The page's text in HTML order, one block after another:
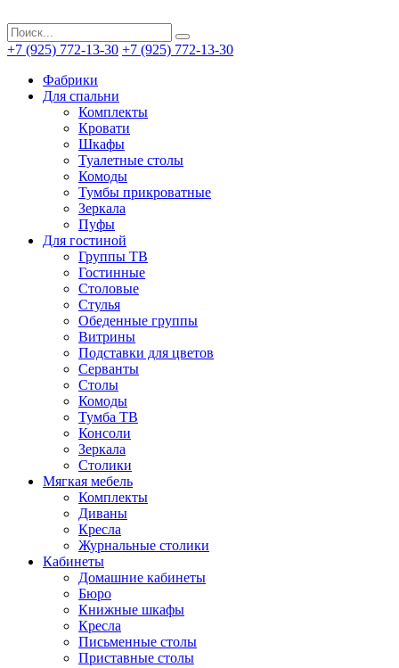
+7 (925) 772-13-30 +7 (925) 772-13-30
Фабрики
Для спальни
Комплекты
Кровати
Шкафы
Туалетные столы
Комоды
Тумбы прикроватные
Зеркала
Пуфы
Для гостиной
Группы ТВ
Гостинные
Столовые
Стулья
Обеденные группы
Витрины
Подставки для цветов
Серванты
Столы
Комоды
Тумба ТВ
Консоли
Зеркала
Столики
Мягкая мебель
Комплекты
Диваны
Кресла
Журнальные столики
Кабинеты
Домашние кабинеты
Бюро
Книжные шкафы
Кресла
Письменные столы
Приставные столы